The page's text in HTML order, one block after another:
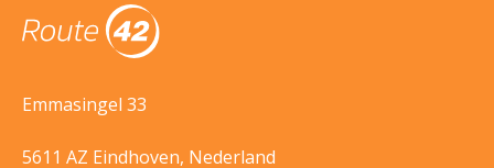
Emmasingel 33
5611 AZ Eindhoven, Nederland